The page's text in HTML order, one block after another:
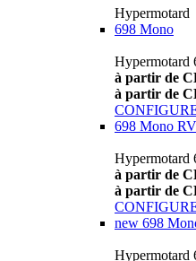
Hypermotard
698 Mono
Hypermotard
à partir de
à partir de
698 Mono
Hypermotard
à partir de
à partir de
new 698
Hypermotard